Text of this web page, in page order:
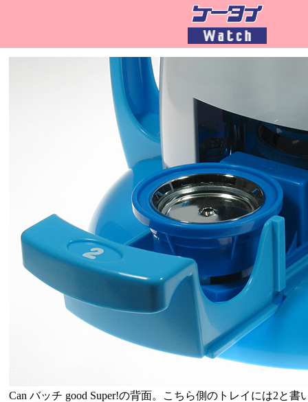
Can バッチ good Super!の背面。こちら側のトレイには2と